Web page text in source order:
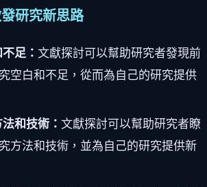
研究新思路
足： 文獻探討可以幫助研究者發現前
空白和不足，從而為自己的研究提供
和技術： 文獻探討可以幫助研究者瞭
方法和技術，並為自己的研究提供新